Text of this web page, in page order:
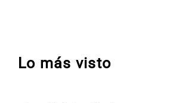
Lo más visto